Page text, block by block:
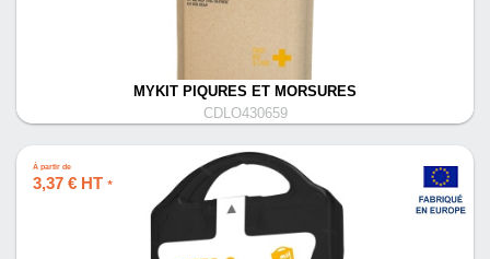
MYKIT PIQURES ET MORSURES
CDLO430659
À partir de
3,37 € HT *